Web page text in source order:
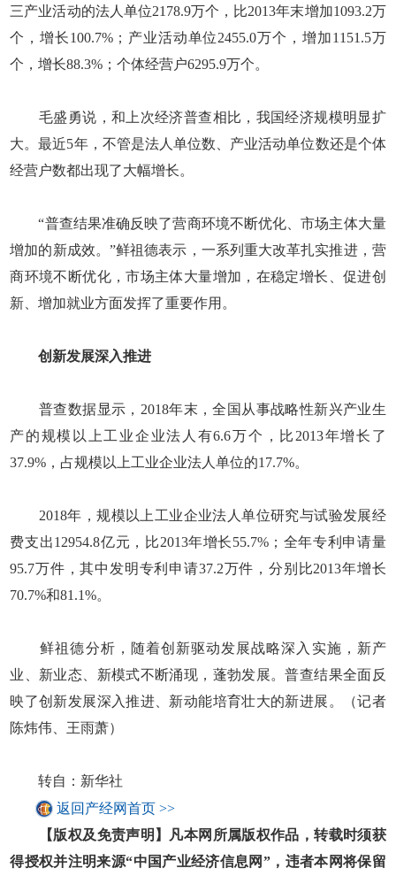
三产业活动的法人单位2178.9万个，比2013年末增加1093.2万
个，增长100.7%；产业活动单位2455.0万个，增加1151.5万
个，增长88.3%；个体经营户6295.9万个。
毛盛勇说，和上次经济普查相比，我国经济规模明显扩
大。最近5年，不管是法人单位数、产业活动单位数还是个体
经营户数都出现了大幅增长。
“普查结果准确反映了营商环境不断优化、市场主体大量
增加的新成效。”鲜祖德表示，一系列重大改革扎实推进，营
商环境不断优化，市场主体大量增加，在稳定增长、促进创
新、增加就业方面发挥了重要作用。
创新发展深入推进
普查数据显示，2018年末，全国从事战略性新兴产业生
产的规模以上工业企业法人有6.6万个，比2013年增长了
37.9%，占规模以上工业企业法人单位的17.7%。
2018年，规模以上工业企业法人单位研究与试验发展经
费支出12954.8亿元，比2013年增长55.7%；全年专利申请量
95.7万件，其中发明专利申请37.2万件，分别比2013年增长
70.7%和81.1%。
鲜祖德分析，随着创新驱动发展战略深入实施，新产
业、新业态、新模式不断涌现，蓬勃发展。普查结果全面反
映了创新发展深入推进、新动能培育壮大的新进展。（记者
陈炜伟、王雨萧）
转自：新华社
返回产经网首页 >>
【版权及免责声明】凡本网所属版权作品，转载时须获
得授权并注明来源“中国产业经济信息网”，违者本网将保留